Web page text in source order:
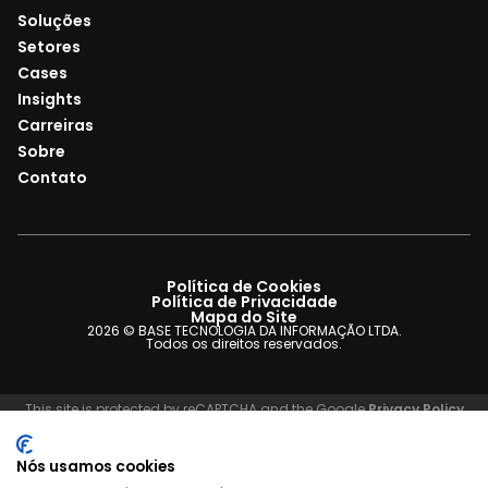
Soluções
Setores
Cases
Insights
Carreiras
Sobre
Contato
Política de Cookies
Política de Privacidade
Mapa do Site
2026 © BASE TECNOLOGIA DA INFORMAÇÃO LTDA.
Todos os direitos reservados.
This site is protected by reCAPTCHA and the GooglePrivacy Policy
Nós usamos cookies